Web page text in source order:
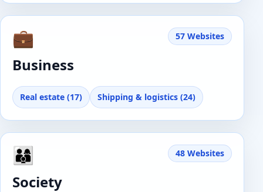
💼
Business
57 Websites
Real estate (17) Shipping & logistics (24)
👨‍👩‍👦
Society
48 Websites